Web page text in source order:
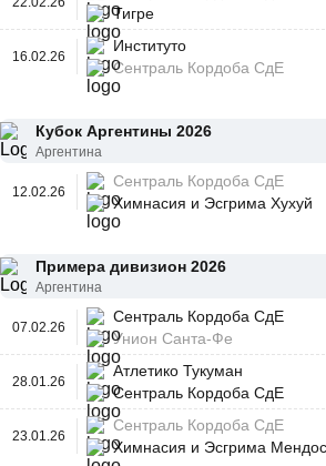
Тигре
16.02.26
Институто
Сентраль Кордоба СдЕ
Кубок Аргентины 2026
Аргентина
12.02.26
Сентраль Кордоба СдЕ
Химнасия и Эсгрима Хухуй
Примера дивизион 2026
Аргентина
07.02.26
Сентраль Кордоба СдЕ
Унион Санта-Фе
28.01.26
Атлетико Тукуман
Сентраль Кордоба СдЕ
23.01.26
Сентраль Кордоба СдЕ
Химнасия и Эсгрима